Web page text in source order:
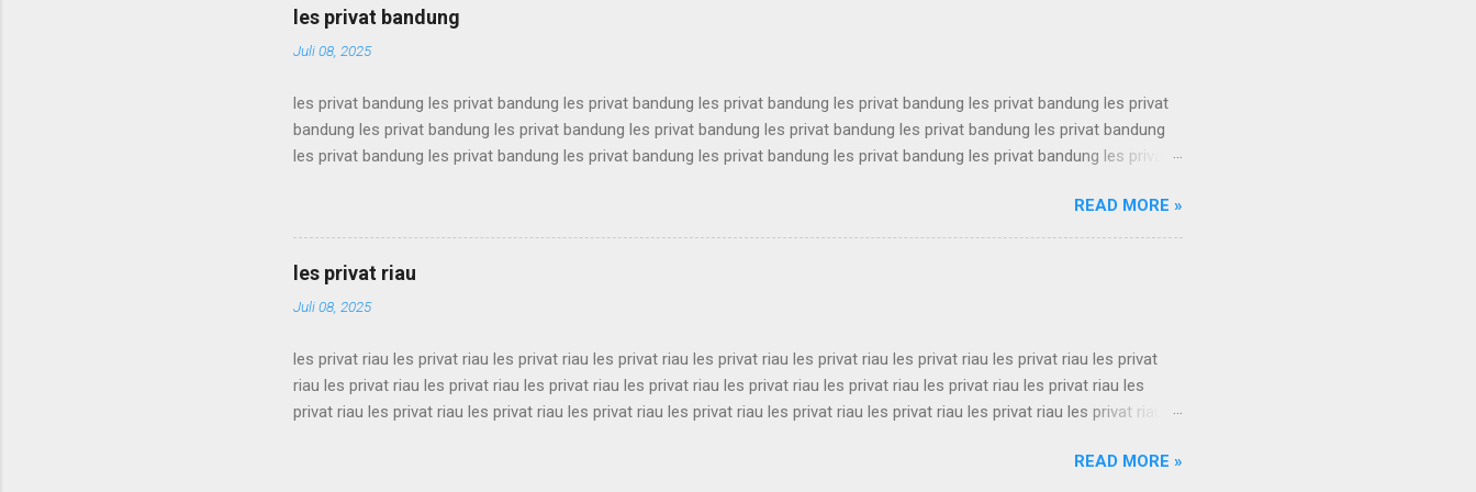
les privat bandung
Juli 08, 2025
les privat bandung les privat bandung les privat bandung les privat bandung les privat bandung les privat bandung les privat
bandung les privat bandung les privat bandung les privat bandung les privat bandung les privat bandung les privat bandung
les privat bandung les privat bandung les privat bandung les privat bandung les privat bandung les privat bandung les privat
les privat bandung les privat bandung les privat bandung les privat bandung les privat bandung les privat bandung les privat
bandung les privat bandung les privat bandung les privat bandung les privat bandung les privat bandung les privat bandung
les privat bandung les privat bandung les privat bandung les privat bandung les privat bandung les privat bandung les privat
bandung les privat bandung les privat bandung les privat bandung les privat bandung ...
READ MORE »
les privat riau
Juli 08, 2025
les privat riau les privat riau les privat riau les privat riau les privat riau les privat riau les privat riau les privat riau les privat
riau les privat riau les privat riau les privat riau les privat riau les privat riau les privat riau les privat riau les privat riau les
privat riau les privat riau les privat riau les privat riau les privat riau les privat riau les privat riau les privat riau les privat riau
riau les privat riau les privat riau les privat riau les privat riau les privat riau les privat riau les privat riau les privat riau les
READ MORE »